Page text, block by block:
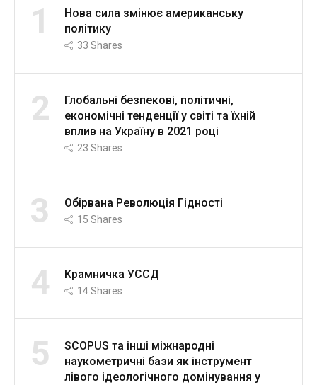
1
Нова сила змінює американську
політику
33 Shares
2
Глобальні безпекові, політичні,
економічні тенденції у світі та їхній
вплив на Україну в 2021 році
23 Shares
3 Обірвана Революція Гідності
15 Shares
4 Крамничка УССД
14Shares
5
SCOPUS та інші міжнародні
наукометричні бази як інструмент
лівого ідеологічного домінування у